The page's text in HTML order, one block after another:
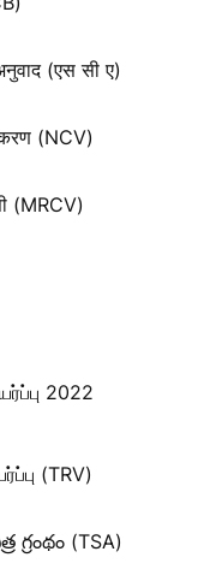
(एस सी ए)
(NCV)
(MRCV)
2022
(TRV)
(TSA)